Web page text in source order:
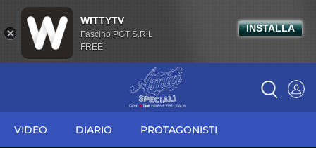
VIDEO DIARIO PROTAGONISTI
WITTYTV
Fascino PGT S.R.L
FREE
INSTALLA